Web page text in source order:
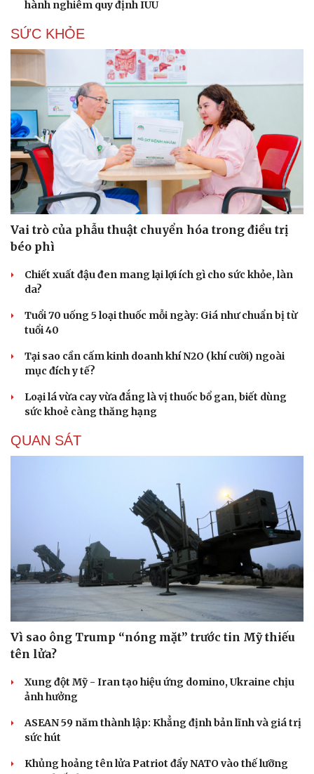
hành nghiêm quy định IUU
SỨC KHỎE
Vai trò của phẫu thuật chuyển hóa trong điều trị
béo phì
Chiết xuất đậu đen mang lại lợi ích gì cho sức khỏe, làn
da?
Tuổi 70 uống 5 loại thuốc mỗi ngày: Giá như chuẩn bị từ
tuổi 40
Tại sao cần cấm kinh doanh khí N2O (khí cười) ngoài
mục đích y tế?
Loại lá vừa cay vừa đắng là vị thuốc bổ gan, biết dùng
sức khoẻ càng thăng hạng
QUAN SÁT
Vì sao ông Trump “nóng mặt” trước tin Mỹ thiếu
tên lửa?
Xung đột Mỹ - Iran tạo hiệu ứng domino, Ukraine chịu
ảnh hưởng
ASEAN 59 năm thành lập: Khẳng định bản lĩnh và giá trị
sức hút
Khủng hoảng tên lửa Patriot đẩy NATO vào thế lưỡng